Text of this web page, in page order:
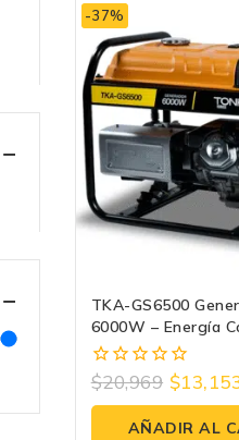
-37%
TKA-GS6500
6000W – Energía
Duradera Con 13HP
Portátil
0
fuera
$20,969 $
AÑADIR AL